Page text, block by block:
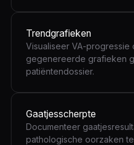
Trendgrafieken
Visualiseer VA-progressie
gegenereerde grafieken
patiëntendossier.
Gaatjesscherpte
Documenteer
pathologische oorzaken